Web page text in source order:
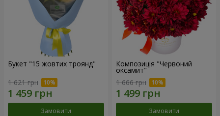
Букет "15 жовтих троянд"
1 621 грн
Замовити
Композиція "Червоний
оксамит"
1 666 грн
Замовити